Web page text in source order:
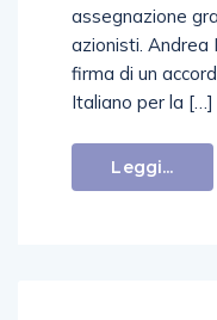
assegnazione
azionisti. Andrea
firma di un
Italiano per la […]
Leggi...